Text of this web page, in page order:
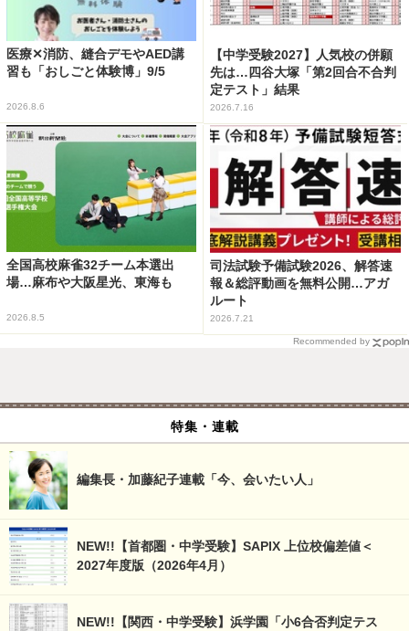
医療✕消防、縫合デモやAED講
習も「おしごと体験博」9/5
2026.8.6
【中学受験2027】人気校の併願
先は…四谷大塚「第2回合不合判
定テスト」結果
2026.7.16
全国高校麻雀32チーム本選出
場…麻布や大阪星光、東海も
2026.8.5
司法試験予備試験2026、解答速
報＆総評動画を無料公開…アガ
ルート
2026.7.21
Recommended by
特集・連載
編集長・加藤紀子連載「今、会いたい人」
NEW!!【首都圏・中学受験】SAPIX 上位校偏差値＜
2027年度版（2026年4月）
NEW!!【関西・中学受験】浜学園「小6合否判定テス